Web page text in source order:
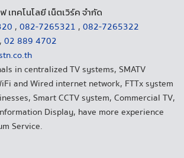
เทคโนโลยี เน็ตเวิร์ค จำกัด
, 082-7265321 , 082-7265322
, 02 889 4702
in centralized TV systems, SMATV
and Wired internet network, FTTx system
Smart CCTV system, Commercial TV,
Display, have more experience
Service.